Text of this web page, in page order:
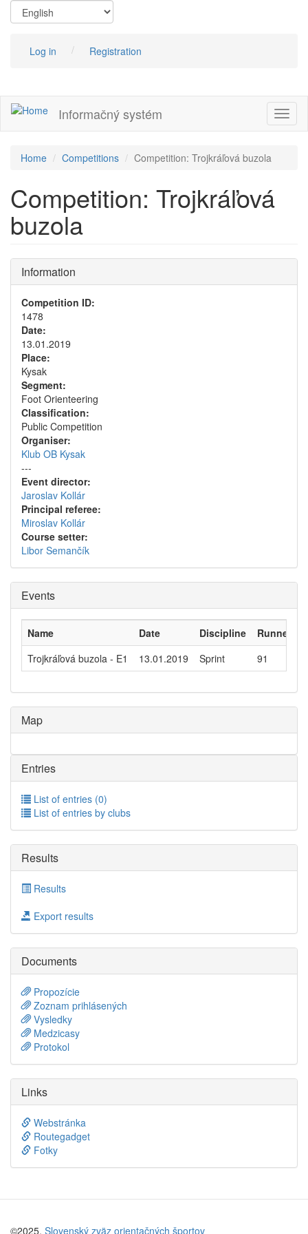
contentLog in Registration
Informačný systém
Home Competitions Competition: Trojkráľová buzola
Competition: Trojkráľová
buzola
Information
Competition ID:
1478
Date:
13.01.2019
Place:
Kysak
Segment:
Foot Orienteering
Classification:
Public Competition
Organiser:
Klub OB Kysak
---
Event director:
Jaroslav Kollár
Principal referee:
Miroslav Kollár
Course setter:
Libor Semančík
Events
Name Date Discipline
Runners
Trojkráľová buzola - E1
13.01.2019 Sprint 91
Map
Entries
List of entries (0)
List of entries by clubs
Results
Results
Export results
Documents
Propozície
Zoznam prihlásených
Vysledky
Medzicasy
Protokol
Links
Webstránka
Routegadget
Fotky
©2025, Slovenský zväz orientačných športov